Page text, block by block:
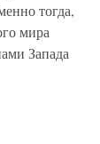
тогда,
мира
Запада